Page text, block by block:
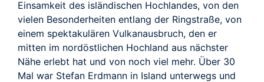
Einsamkeit des isländischen Hochlandes, von den
vielen Besonderheiten entlang der Ringstraße, von
einem spektakulären Vulkanausbruch, den er
mitten im nordöstlichen Hochland aus nächster
Nähe erlebt hat und von noch viel mehr. Über 30
Mal war Stefan Erdmann in Island unterwegs und